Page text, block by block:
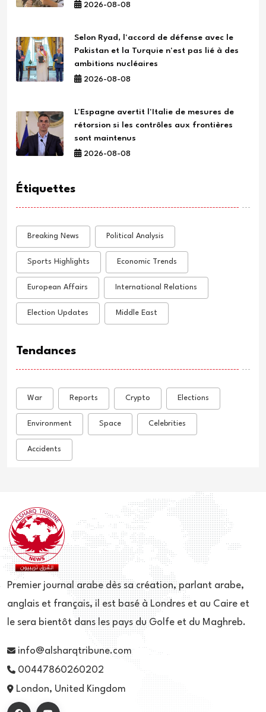
2026-08-08
Selon Ryad, l'accord de défense avec le
Pakistan et la Turquie n'est pas lié à des
ambitions nucléaires
2026-08-08
L'Espagne avertit l'Italie de mesures de
rétorsion si les contrôles aux frontières
sont maintenus
2026-08-08
Étiquettes
Breaking News Political Analysis
Sports Highlights Economic Trends
European Affairs International Relations
Election Updates Middle East
Tendances
War Reports Crypto Elections
Environment Space Celebrities
Accidents
Premier journal arabe dès sa création, parlant arabe,
anglais et français, il est basé à Londres et au Caire et
le sera bientôt dans les pays du Golfe et du Maghreb.
info@alsharqtribune.com
00447860260202
London, United Kingdom